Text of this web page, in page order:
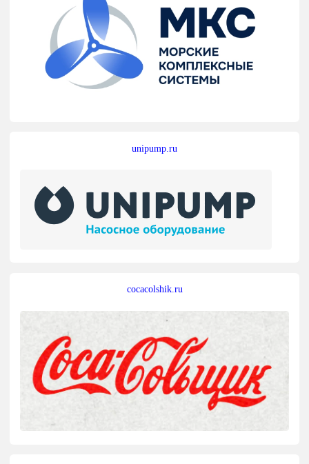
unipump.ru
cocacolshik.ru